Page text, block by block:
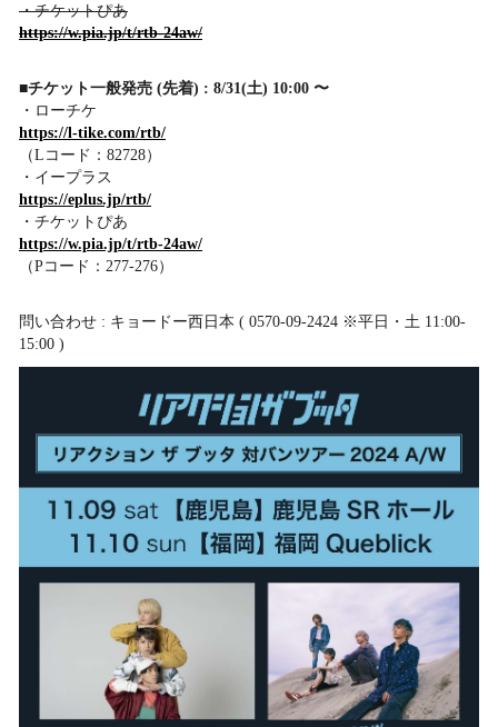
・チケットぴあ
https://w.pia.jp/t/rtb-24aw/
■チケット一般発売 (先着) : 8/31(土) 10:00 〜
・ローチケ
https://l-tike.com/rtb/
（Lコード：82728）
・イープラス
https://eplus.jp/rtb/
・チケットぴあ
https://w.pia.jp/t/rtb-24aw/
（Pコード：277-276）
​問い合わせ : キョードー西日本 ( 0570-09-2424 ※平日・土 11:00-
15:00 )